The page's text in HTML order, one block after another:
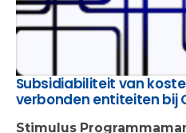
Subsidiabiliteit van
verbonden entiteiten bij
Stimulus